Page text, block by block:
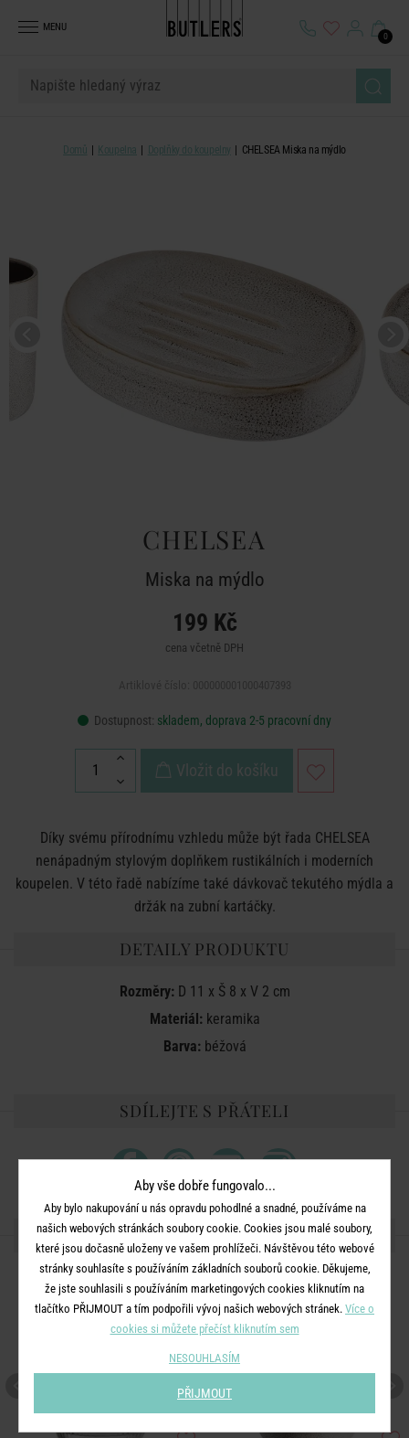
MENU
0
Domů Koupelna Doplňky do koupelny CHELSEA Miska na mýdlo
CHELSEA
Miska na mýdlo
199 Kč
cena včetně DPH
Dostupnost: skladem, doprava 2-5 pracovní dny
Vložit do košíku
Díky svému přírodnímu vzhledu může být řada CHELSEA
nenápadným stylovým doplňkem rustikálních i moderních
koupelen. V této řadě nabízíme také dávkovač tekutého mýdla a
držák na zubní kartáčky.
DETAILY PRODUKTU
Rozměry:D 11 x Š 8 x V 2 cm
Materiál:keramika
Barva:béžová
SDÍLEJTE S PŘÁTELI
DALŠÍ PRODUKTY ZE SÉRIE
-50%
Aby vše dobře fungovalo...
Aby bylo nakupování u nás opravdu pohodlné a snadné, používáme na
našich webových stránkách soubory cookie. Cookies jsou malé soubory,
které jsou dočasně uloženy ve vašem prohlížeči. Návštěvou této webové
stránky souhlasíte s používáním základních souborů cookie. Děkujeme,
že jste souhlasili s používáním marketingových cookies kliknutím na
tlačítko PŘIJMOUT a tím podpořili vývoj našich webových stránek. Více o
cookies si můžete přečíst kliknutím sem
NESOUHLASÍM
PŘIJMOUT